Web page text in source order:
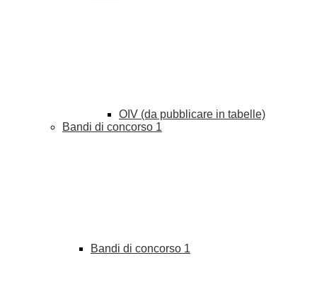
OIV (da pubblicare in tabelle)
Bandi di concorso 1
Bandi di concorso 1